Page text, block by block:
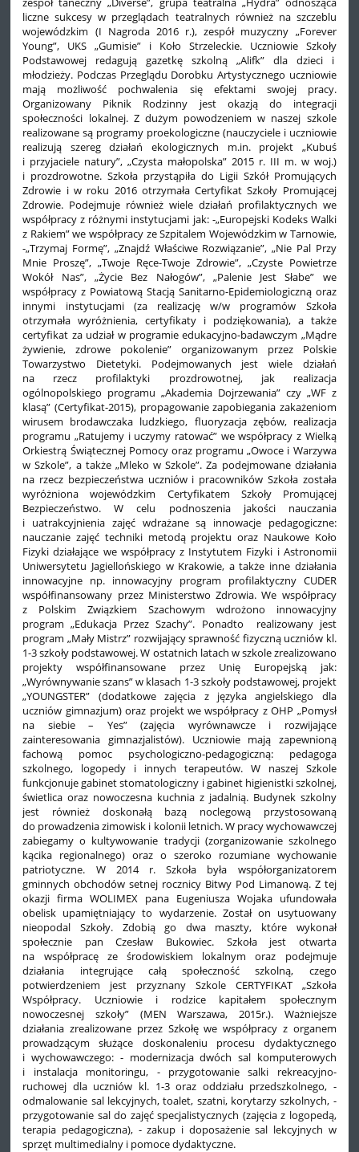
liczne sukcesy w przeglądach teatralnych również na szczeblu
wojewódzkim (I Nagroda 2016 r.), zespół muzyczny „Forever
Young”, UKS „Gumisie” i Koło Strzeleckie. Uczniowie Szkoły
Podstawowej redagują gazetkę szkolną „Alifk” dla dzieci i
młodzieży. Podczas Przeglądu Dorobku Artystycznego uczniowie
mają możliwość pochwalenia się efektami swojej pracy.
Organizowany Piknik Rodzinny jest okazją do integracji
społeczności lokalnej. Z dużym powodzeniem w naszej szkole
realizowane są programy proekologiczne (nauczyciele i uczniowie
realizują szereg działań ekologicznych m.in. projekt „Kubuś
i przyjaciele natury”, „Czysta małopolska” 2015 r. III m. w woj.)
i prozdrowotne. Szkoła przystąpiła do Ligii Szkół Promujących
Zdrowie i w roku 2016 otrzymała Certyfikat Szkoły Promującej
Zdrowie. Podejmuje również wiele działań profilaktycznych we
współpracy z różnymi instytucjami jak: -„Europejski Kodeks Walki
z Rakiem” we współpracy ze Szpitalem Wojewódzkim w Tarnowie,
-„Trzymaj Formę”, „Znajdź Właściwe Rozwiązanie”, „Nie Pal Przy
Mnie Proszę”, „Twoje Ręce-Twoje Zdrowie”, „Czyste Powietrze
Wokół Nas”, „Życie Bez Nałogów”, „Palenie Jest Słabe” we
współpracy z Powiatową Stacją Sanitarno-Epidemiologiczną oraz
innymi instytucjami (za realizację w/w programów Szkoła
otrzymała wyróżnienia, certyfikaty i podziękowania), a także
certyfikat za udział w programie edukacyjno-badawczym „Mądre
żywienie, zdrowe pokolenie” organizowanym przez Polskie
Towarzystwo Dietetyki. Podejmowanych jest wiele działań
na rzecz profilaktyki prozdrowotnej, jak realizacja
ogólnopolskiego programu „Akademia Dojrzewania” czy „WF z
klasą” (Certyfikat-2015), propagowanie zapobiegania zakażeniom
wirusem brodawczaka ludzkiego, fluoryzacja zębów, realizacja
programu „Ratujemy i uczymy ratować” we współpracy z Wielką
Orkiestrą Świątecznej Pomocy oraz programu „Owoce i Warzywa
w Szkole”, a także „Mleko w Szkole”. Za podejmowane działania
na rzecz bezpieczeństwa uczniów i pracowników Szkoła została
wyróżniona wojewódzkim Certyfikatem Szkoły Promującej
Bezpieczeństwo. W celu podnoszenia jakości nauczania
i uatrakcyjnienia zajęć wdrażane są innowacje pedagogiczne:
nauczanie zajęć techniki metodą projektu oraz Naukowe Koło
Fizyki działające we współpracy z Instytutem Fizyki i Astronomii
Uniwersytetu Jagiellońskiego w Krakowie, a także inne działania
innowacyjne np. innowacyjny program profilaktyczny CUDER
współfinansowany przez Ministerstwo Zdrowia. We współpracy
z Polskim Związkiem Szachowym wdrożono innowacyjny
program „Edukacja Przez Szachy”. Ponadto realizowany jest
program „Mały Mistrz” rozwijający sprawność fizyczną uczniów kl.
1-3 szkoły podstawowej. W ostatnich latach w szkole zrealizowano
projekty współfinansowane przez Unię Europejską jak:
„Wyrównywanie szans” w klasach 1-3 szkoły podstawowej, projekt
„YOUNGSTER” (dodatkowe zajęcia z języka angielskiego dla
uczniów gimnazjum) oraz projekt we współpracy z OHP „Pomysł
na siebie – Yes” (zajęcia wyrównawcze i rozwijające
zainteresowania gimnazjalistów). Uczniowie mają zapewnioną
fachową pomoc psychologiczno-pedagogiczną: pedagoga
szkolnego, logopedy i innych terapeutów. W naszej Szkole
funkcjonuje gabinet stomatologiczny i gabinet higienistki szkolnej,
świetlica oraz nowoczesna kuchnia z jadalnią. Budynek szkolny
jest również doskonałą bazą noclegową przystosowaną
do prowadzenia zimowisk i kolonii letnich. W pracy wychowawczej
zabiegamy o kultywowanie tradycji (zorganizowanie szkolnego
kącika regionalnego) oraz o szeroko rozumiane wychowanie
patriotyczne. W 2014 r. Szkoła była współorganizatorem
gminnych obchodów setnej rocznicy Bitwy Pod Limanową. Z tej
okazji firma WOLIMEX pana Eugeniusza Wojaka ufundowała
obelisk upamiętniający to wydarzenie. Został on usytuowany
nieopodal Szkoły. Zdobią go dwa maszty, które wykonał
społecznie pan Czesław Bukowiec. Szkoła jest otwarta
na współpracę ze środowiskiem lokalnym oraz podejmuje
działania integrujące całą społeczność szkolną, czego
potwierdzeniem jest przyznany Szkole CERTYFIKAT „Szkoła
Współpracy. Uczniowie i rodzice kapitałem społecznym
nowoczesnej szkoły” (MEN Warszawa, 2015r.). Ważniejsze
działania zrealizowane przez Szkołę we współpracy z organem
prowadzącym służące doskonaleniu procesu dydaktycznego
i wychowawczego: - modernizacja dwóch sal komputerowych
i instalacja monitoringu, - przygotowanie salki rekreacyjno-
ruchowej dla uczniów kl. 1-3 oraz oddziału przedszkolnego, -
odmalowanie sal lekcyjnych, toalet, szatni, korytarzy szkolnych, -
przygotowanie sal do zajęć specjalistycznych (zajęcia z logopedą,
terapia pedagogiczna), - zakup i doposażenie sal lekcyjnych w
sprzęt multimedialny i pomoce dydaktyczne.